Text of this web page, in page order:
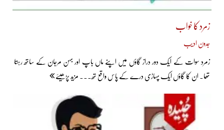
زمرد کا خواب
جدون ادیب
زمرد سوات کے ایک دور دراز گاؤں میں اپنے ماں باپ اور بہن مرجان کے ساتھ رہتا
تھا۔ ان کا گاؤں ایک پہاڑی درے کے پاس واقع تھ... مزید پڑھیئے